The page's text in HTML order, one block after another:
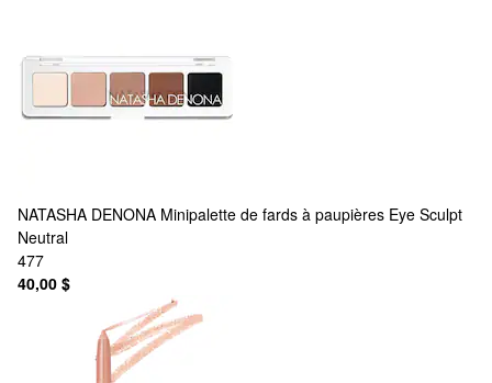
NATASHA DENONA Minipalette de fards à paupières Eye Sculpt
Neutral
477
40,00 $